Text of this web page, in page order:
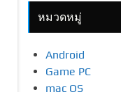
หมวดหมู่
Android
Game PC
mac OS